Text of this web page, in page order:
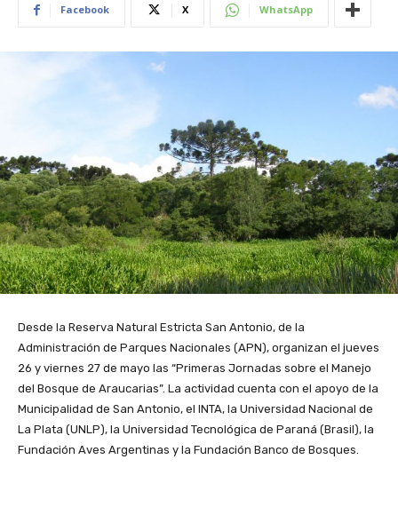
Facebook X WhatsApp
Desde la Reserva Natural Estricta San Antonio, de la
Administración de Parques Nacionales (APN), organizan el jueves
26 y viernes 27 de mayo las “Primeras Jornadas sobre el Manejo
del Bosque de Araucarias”. La actividad cuenta con el apoyo de la
Municipalidad de San Antonio, el INTA, la Universidad Nacional de
La Plata (UNLP), la Universidad Tecnológica de Paraná (Brasil), la
Fundación Aves Argentinas y la Fundación Banco de Bosques.